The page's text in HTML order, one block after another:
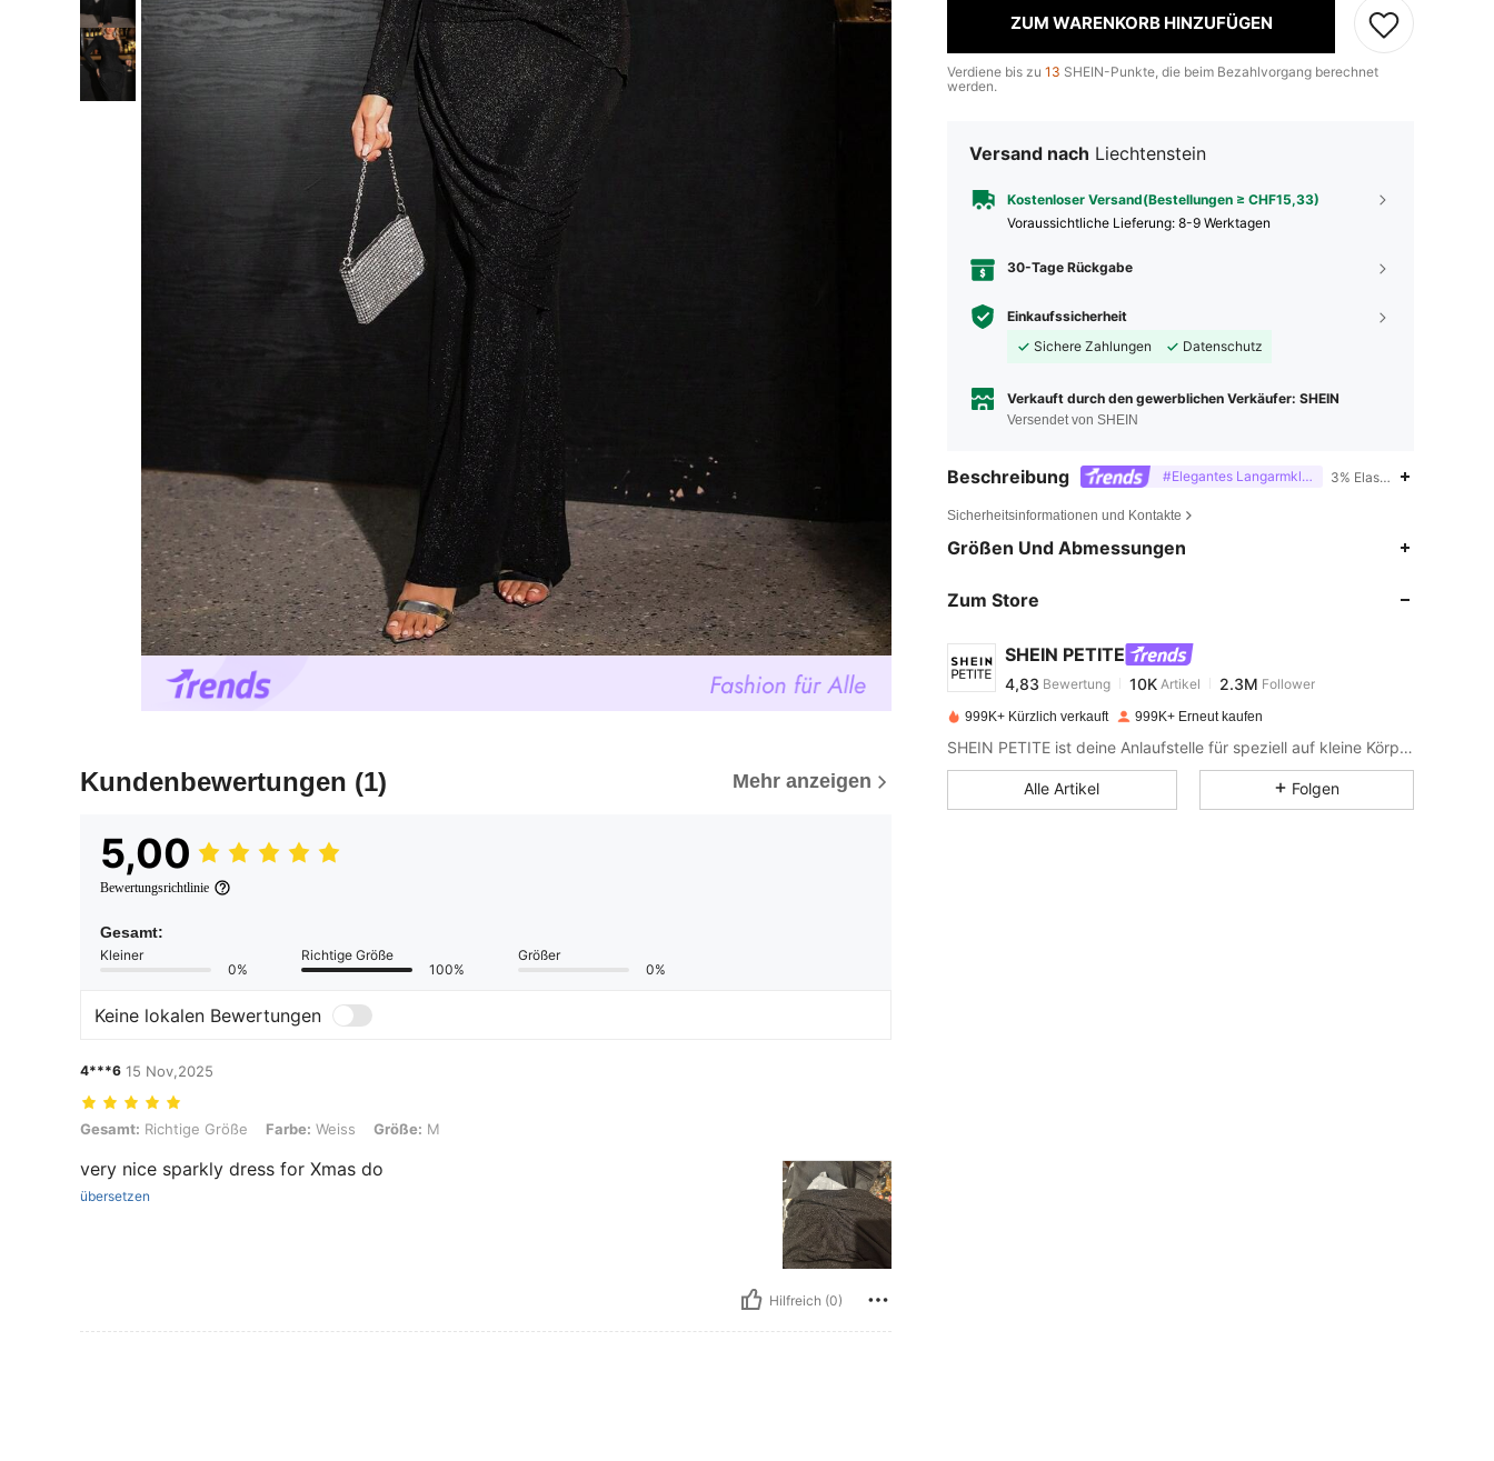
Kundenbewertungen (1) Mehr anzeigen
5,00
Bewertungsrichtlinie
Gesamt:
Kleiner
0%
Richtige Größe
100%
Größer
0%
Keine lokalen Bewertungen
4***6 15 Nov,2025
Gesamt: Richtige Größe, Farbe: Weiss, Größe: M
Gesamt: Richtige Größe Farbe: Weiss Größe: M
very nice sparkly dress for Xmas do
übersetzen
Hilfreich (0)
ZUM WARENKORB HINZUFÜGEN
Verdiene bis zu 13 SHEIN-Punkte, die beim Bezahlvorgang berechnet
werden.
Versand nach Liechtenstein
Kostenloser Versand(Bestellungen ≥ CHF15,33)
Voraussichtliche Lieferung: 8-9 Werktagen
30-Tage Rückgabe
Einkaufssicherheit
Sichere Zahlungen
Datenschutz
Verkauft durch den gewerblichen Verkäufer: SHEIN
Versendet von SHEIN
Beschreibung #Elegantes Langarmkleid 3% Elasthan,22%
Sicherheitsinformationen und Kontakte
Größen Und Abmessungen
Zum Store
SHEIN PETITE
4,83
10KArtikel
l***zbezahltVor 1 Tag
999K+ Kürzlich verkauft 999K+ Erneut kaufen
SHEIN PETITE ist deine Anlaufstelle für speziell auf kleine Körpergrößen zugeschnittene Mode.
Alle Artikel Folgen